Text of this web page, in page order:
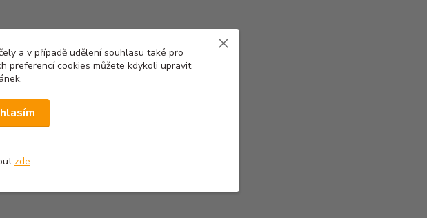
hřišti či cvičáku
a v případě udělení souhlasu také pro
preferencí cookies můžete kdykoli upravit
zde.